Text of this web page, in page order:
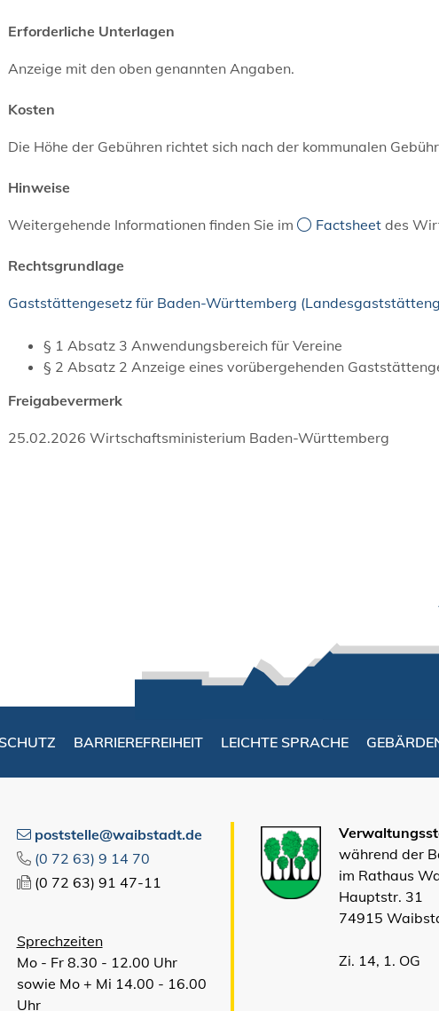
Erforderliche Unterlagen
Anzeige mit den oben genannten Angaben.
Kosten
Die Höhe der Gebühren richtet sich nach der kommunalen
Hinweise
Weitergehende Informationen finden Sie im Factsheetdes
Rechtsgrundlage
Gaststättengesetz für Baden-Württemberg
§ 1 Absatz 3 Anwendungsbereich für Vereine
§ 2 Absatz 2 Anzeige eines vorübergehenden
Freigabevermerk
25.02.2026 Wirtschaftsministerium Baden-Württemberg
BARRIEREFREIHEIT LEICHTE SPRACHE
poststelle@waibstadt.de
(0 72 63) 9 14 70
(0 72 63) 91 47-11
Sprechzeiten
Mo - Fr 8.30 - 12.00 Uhr
sowie Mo + Mi 14.00 - 16.00
Uhr
während der
im Rathaus
Hauptstr. 31
74915
Zi. 14, 1. OG